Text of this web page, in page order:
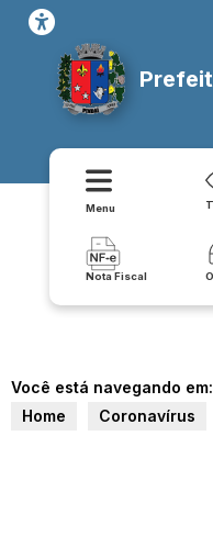
Menu
Nota Fiscal
Você está navegando em:
Home
Coronavírus